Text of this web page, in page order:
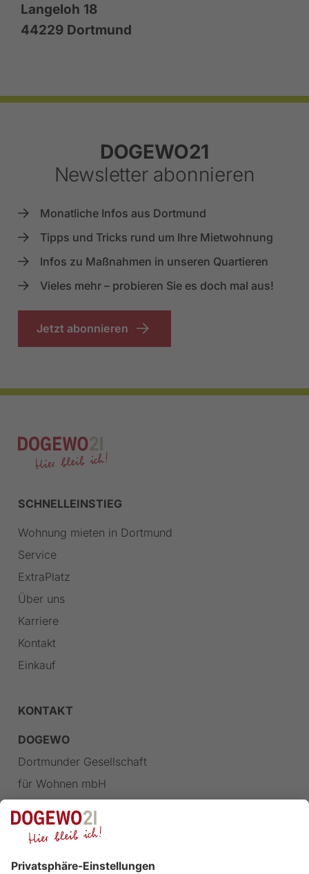
Langeloh 18
44229 Dortmund
Footer
DOGEWO21
Newsletter abonnieren
Monatliche Infos aus Dortmund
Tipps und Tricks rund um Ihre Mietwohnung
Infos zu Maßnahmen in unseren Quartieren
Vieles mehr – probieren Sie es doch mal aus!
Jetzt abonnieren
SCHNELLEINSTIEG
Wohnung mieten in Dortmund
Service
ExtraPlatz
Über uns
Karriere
Kontakt
Einkauf
KONTAKT
DOGEWO
Dortmunder Gesellschaft
für Wohnen mbH
44139 Dortmund